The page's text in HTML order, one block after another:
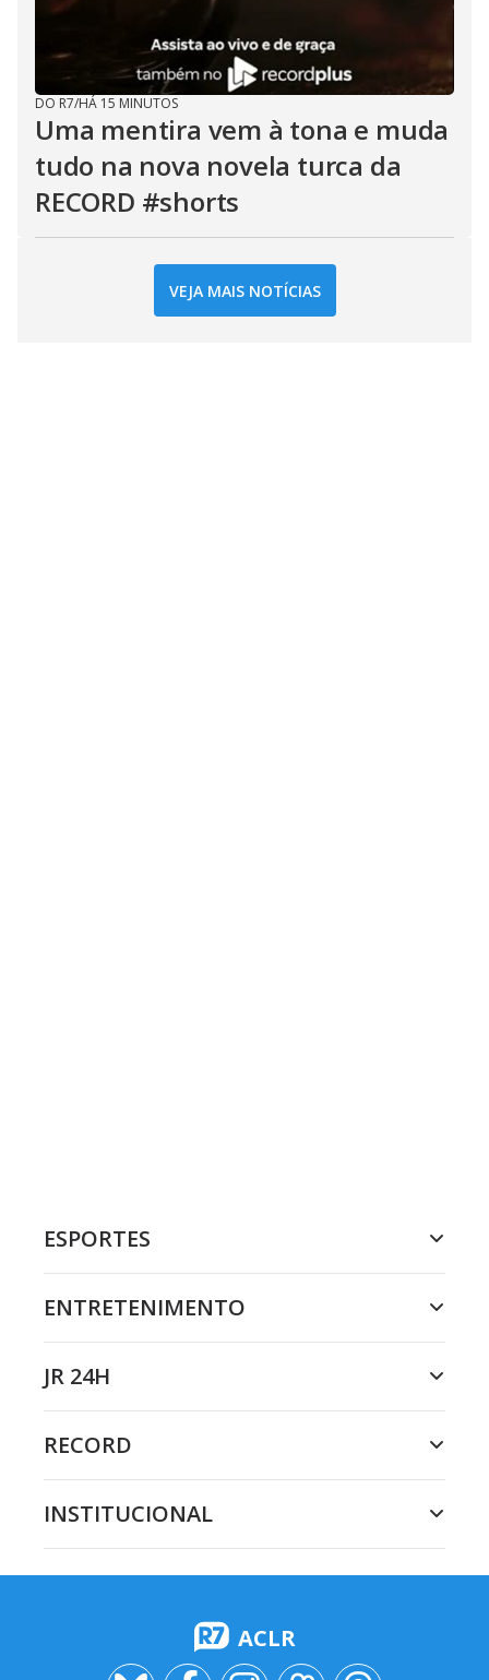
DO R7/HÁ 15 MINUTOS
Uma mentira vem à tona e muda
tudo na nova novela turca da
RECORD #shorts
VEJA MAIS NOTÍCIAS
ESPORTES
ENTRETENIMENTO
JR 24H
RECORD
INSTITUCIONAL
ACLR